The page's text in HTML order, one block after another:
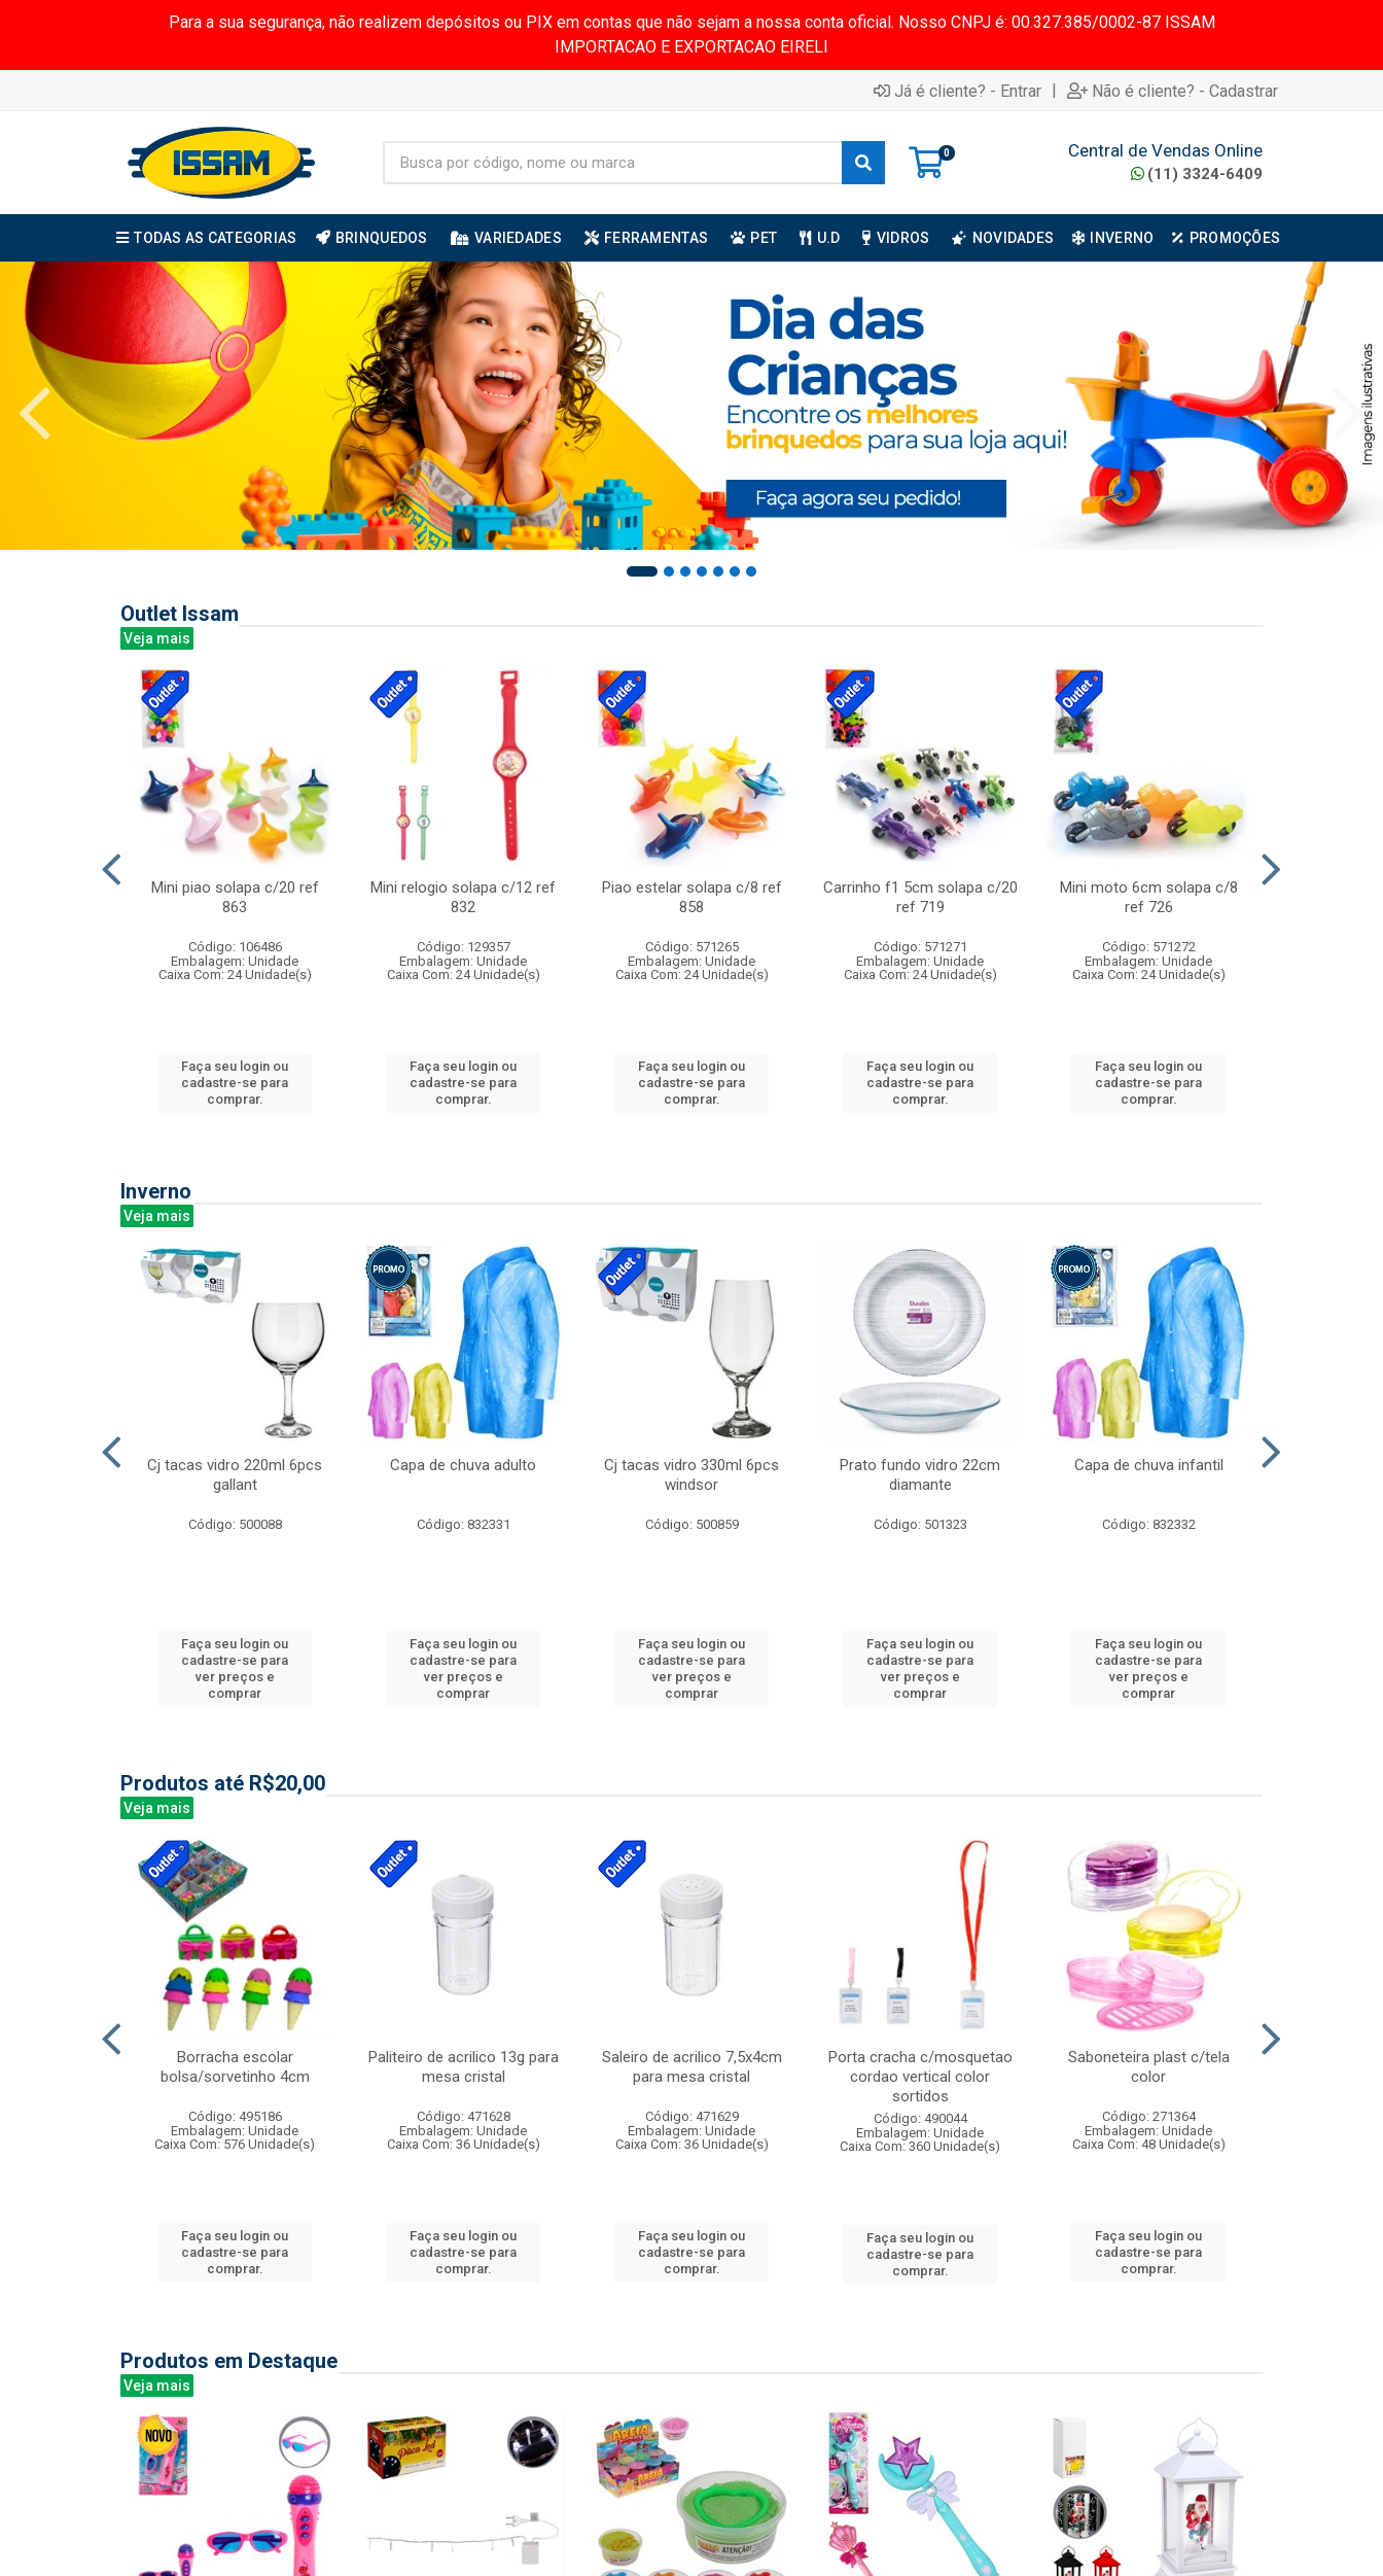
Para a sua segurança, não realizem depósitos ou PIX em contas que não sejam a nossa conta oficial. Nosso CNPJ é: 00.327.385/0002-87 ISSAM
IMPORTACAO E EXPORTACAO EIRELI
Já é cliente? - Entrar | Não é cliente? - Cadastrar
0 Central de Vendas Online
(11) 3324-6409
TODAS AS CATEGORIAS BRINQUEDOS VARIEDADES FERRAMENTAS PET U.D VIDROS NOVIDADES INVERNO PROMOÇÕES
Outlet Issam
Veja mais
Mini piao solapa c/20 ref
863
Código: 106486
Embalagem: Unidade
Caixa Com: 24 Unidade(s)
Faça seu login ou
cadastre-se para
comprar.
Mini relogio solapa c/12 ref
832
Código: 129357
Embalagem: Unidade
Caixa Com: 24 Unidade(s)
Faça seu login ou
cadastre-se para
comprar.
Piao estelar solapa c/8 ref
858
Código: 571265
Embalagem: Unidade
Caixa Com: 24 Unidade(s)
Faça seu login ou
cadastre-se para
comprar.
Carrinho f1 5cm solapa c/20
ref 719
Código: 571271
Embalagem: Unidade
Caixa Com: 24 Unidade(s)
Faça seu login ou
cadastre-se para
comprar.
Mini moto 6cm solapa c/8
ref 726
Código: 571272
Embalagem: Unidade
Caixa Com: 24 Unidade(s)
Faça seu login ou
cadastre-se para
comprar.
Inverno
Veja mais
Cj tacas vidro 220ml 6pcs
gallant
Código: 500088
Faça seu login ou
cadastre-se para
ver preços e
comprar
Capa de chuva adulto
Código: 832331
Faça seu login ou
cadastre-se para
ver preços e
comprar
Cj tacas vidro 330ml 6pcs
windsor
Código: 500859
Faça seu login ou
cadastre-se para
ver preços e
comprar
Prato fundo vidro 22cm
diamante
Código: 501323
Faça seu login ou
cadastre-se para
ver preços e
comprar
Capa de chuva infantil
Código: 832332
Faça seu login ou
cadastre-se para
ver preços e
comprar
Produtos até R$20,00
Veja mais
Borracha escolar
bolsa/sorvetinho 4cm
Código: 495186
Embalagem: Unidade
Caixa Com: 576 Unidade(s)
Faça seu login ou
cadastre-se para
comprar.
Paliteiro de acrilico 13g para
mesa cristal
Código: 471628
Embalagem: Unidade
Caixa Com: 36 Unidade(s)
Faça seu login ou
cadastre-se para
comprar.
Saleiro de acrilico 7,5x4cm
para mesa cristal
Código: 471629
Embalagem: Unidade
Caixa Com: 36 Unidade(s)
Faça seu login ou
cadastre-se para
comprar.
Porta cracha c/mosquetao
cordao vertical color
sortidos
Código: 490044
Embalagem: Unidade
Caixa Com: 360 Unidade(s)
Faça seu login ou
cadastre-se para
comprar.
Saboneteira plast c/tela
color
Código: 271364
Embalagem: Unidade
Caixa Com: 48 Unidade(s)
Faça seu login ou
cadastre-se para
comprar.
Produtos em Destaque
Veja mais